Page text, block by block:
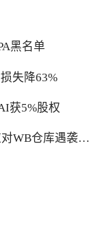
黑名单
失降63%
获5%股权
WB仓库遇袭卖